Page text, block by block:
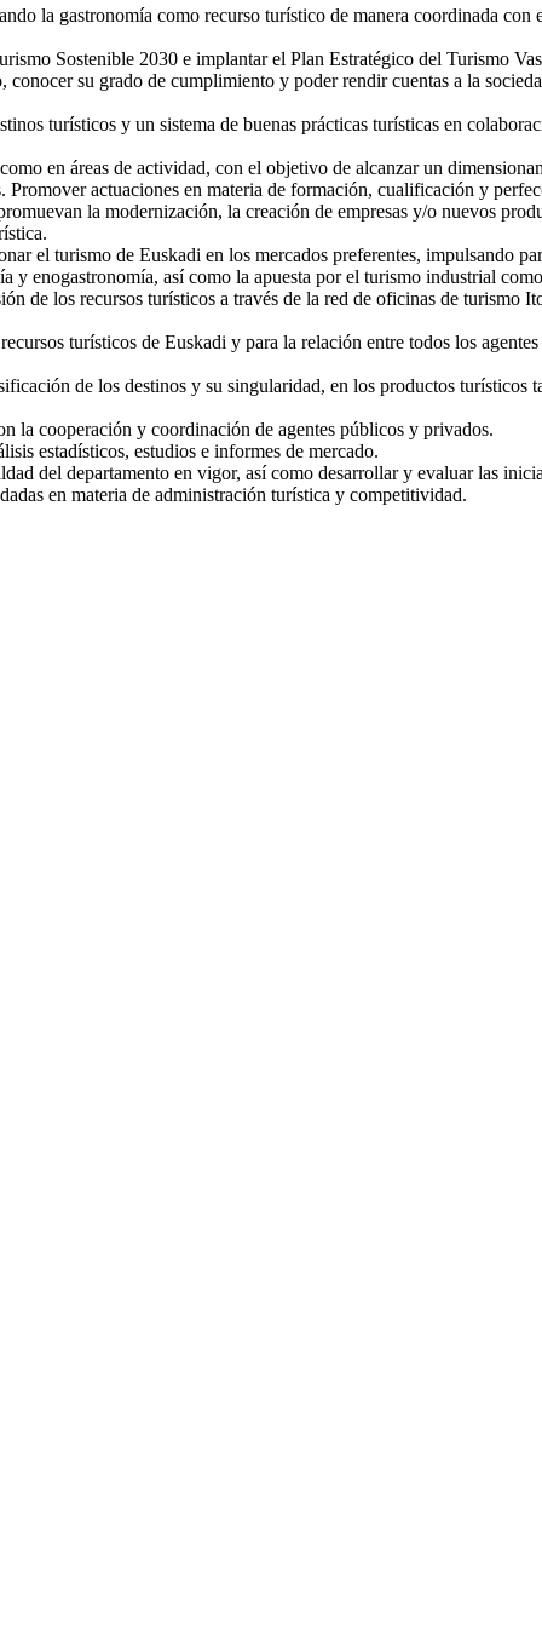
la gastronomía como recurso turístico de manera coordinada con
Sostenible 2030 e implantar el Plan Estratégico del Turismo
su grado de cumplimiento y poder rendir cuentas a la
turísticos y un sistema de buenas prácticas turísticas en
en áreas de actividad, con el objetivo de alcanzar un
actuaciones en materia de formación, cualificación y
la modernización, la creación de empresas y/o nuevos
el turismo de Euskadi en los mercados preferentes, impulsando
y enogastronomía, así como la apuesta por el turismo industrial
de los recursos turísticos a través de la red de oficinas de turismo
turísticos de Euskadi y para la relación entre todos los
de los destinos y su singularidad, en los productos
la cooperación y coordinación de agentes públicos y privados.
estadísticos, estudios e informes de mercado.
del departamento en vigor, así como desarrollar y evaluar las
en materia de administración turística y competitividad.